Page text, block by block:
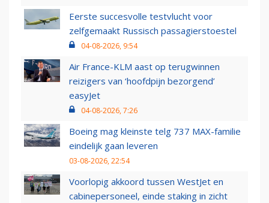
Eerste succesvolle testvlucht voor
zelfgemaakt Russisch passagierstoestel
04-08-2026, 9:54
Air France-KLM aast op terugwinnen
reizigers van ‘hoofdpijn bezorgend’
easyJet
04-08-2026, 7:26
Boeing mag kleinste telg 737 MAX-familie
eindelijk gaan leveren
03-08-2026, 22:54
Voorlopig akkoord tussen WestJet en
cabinepersoneel, einde staking in zicht